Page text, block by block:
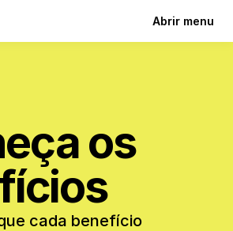
os
cada benefício
Abrir menu